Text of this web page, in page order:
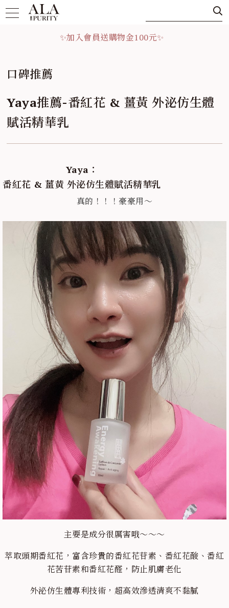
✨加入會員送購物金100元✨
口碑推薦
Yaya推薦-番紅花 & 薑黃 外泌仿生體
賦活精華乳
Yaya：
番紅花 & 薑黃 外泌仿生體賦活精華乳
真的！！！豪豪用～
主要是成分很厲害哦～～～
萃取頭期番紅花，富含珍貴的番紅花苷素、番紅花酸、番紅
花苦苷素和番紅花醛，防止肌膚老化
外泌仿生體專利技術，超高效滲透清爽不黏膩